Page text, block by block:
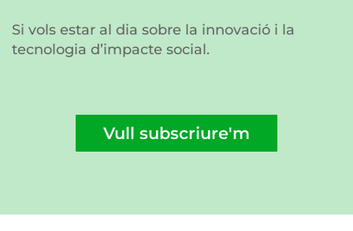
Si vols estar al dia sobre la innovació i la
tecnologia d’impacte social.
Vull subscriure'm